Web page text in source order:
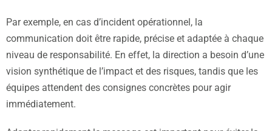
Par exemple, en cas d’incident opérationnel, la
communication doit être rapide, précise et adaptée à chaque
niveau de responsabilité. En effet, la direction a besoin d’une
vision synthétique de l’impact et des risques, tandis que les
équipes attendent des consignes concrètes pour agir
immédiatement.